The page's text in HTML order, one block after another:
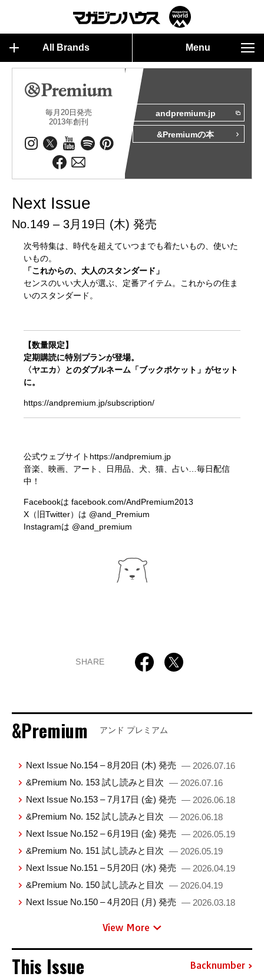
All Brands Menu
毎月20日発売
2013年創刊
andpremium.jp
&Premiumの本
Next Issue
No.149 – 3月19日 (木) 発売
次号特集は、時代を超えていつまでも着たいもの、使いた
いもの。
「これからの、大人のスタンダード」
センスのいい大人が選ぶ、定番アイテム。これからの住ま
いのスタンダード。
【数量限定】
定期購読に特別プランが登場。
〈ヤエカ〉とのダブルネーム「ブックポケット」がセット
に。
https://andpremium.jp/subscription/
公式ウェブサイト https://andpremium.jp
音楽、映画、アート、日用品、犬、猫、占い…毎日配信
中！
Facebookはfacebook.com/AndPremium2013
X（旧Twitter）は @and_Premium
Instagramは @and_premium
SHARE
&Premium アンド プレミアム
Next Issue No.154 – 8月20日 (木) 発売 — 2026.07.16
&Premium No. 153 試し読みと目次 — 2026.07.16
Next Issue No.153 – 7月17日 (金) 発売 — 2026.06.18
&Premium No. 152 試し読みと目次 — 2026.06.18
Next Issue No.152 – 6月19日 (金) 発売 — 2026.05.19
&Premium No. 151 試し読みと目次 — 2026.05.19
Next Issue No.151 – 5月20日 (水) 発売 — 2026.04.19
&Premium No. 150 試し読みと目次 — 2026.04.19
Next Issue No.150 – 4月20日 (月) 発売 — 2026.03.18
View More
This Issue Backnumber